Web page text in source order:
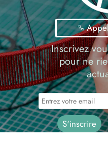
Inscrivez
pour ne